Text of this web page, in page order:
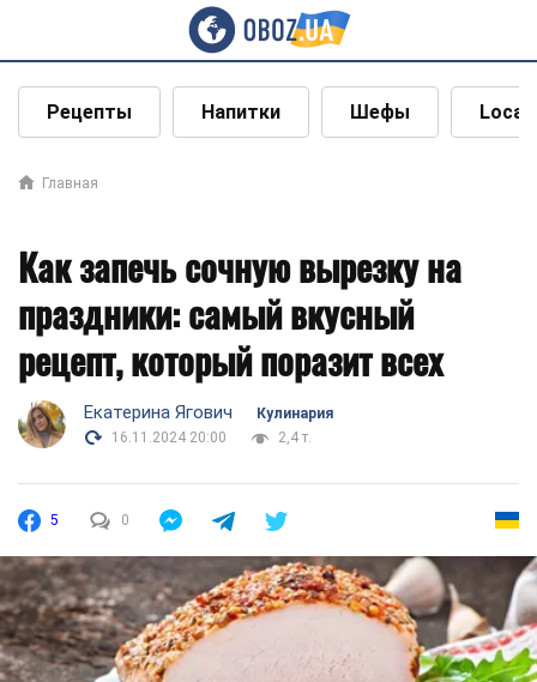
Рецепты Напитки Шефы Local
Главная
Как запечь сочную вырезку на
праздники: самый вкусный
рецепт, который поразит всех
Екатерина Ягович
Кулинария
16.11.2024 20:00
2,4 т.
5 0